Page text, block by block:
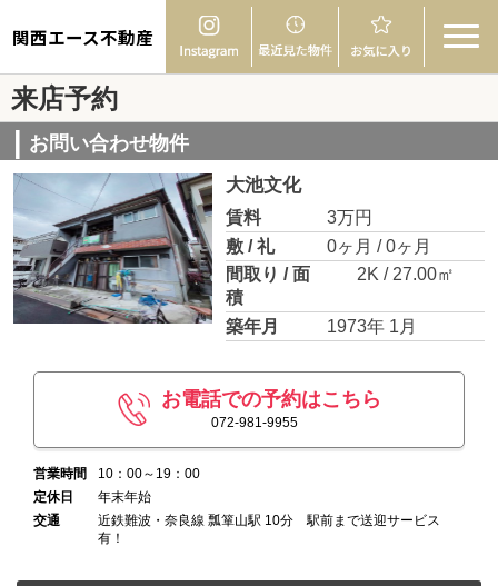
関西エース不動産
来店予約
お問い合わせ物件
大池文化
賃料
3万円
敷 / 礼
0ヶ月 / 0ヶ月
間取り / 面
積
2K / 27.00㎡
築年月 1973年 1月
お電話での予約はこちら
072-981-9955
営業時間
10：00～19：00
定休日
年末年始
交通
近鉄難波・奈良線 瓢箪山駅 10分 駅前まで送迎サービス
有！